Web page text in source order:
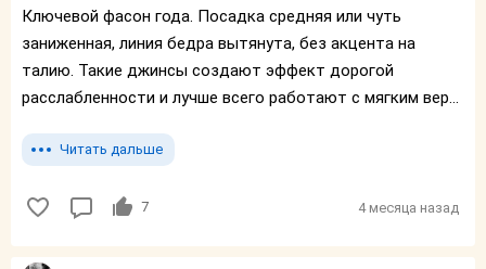
Ключевой фасон года. Посадка средняя или чуть
заниженная, линия бедра вытянута, без акцента на
талию. Такие джинсы создают эффект дорогой
расслабленности и лучше всего работают с мягким вер...
Читать дальше
7 4 месяца назад